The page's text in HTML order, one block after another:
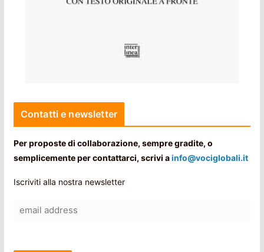
Contatti e newsletter
Per proposte di collaborazione, sempre gradite, o
semplicemente per contattarci, scrivi ainfo@vociglobali.it
Iscriviti alla nostra newsletter